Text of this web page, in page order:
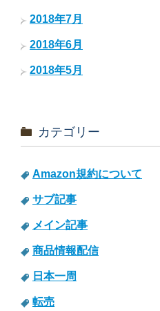
2018年7月
2018年6月
2018年5月
カテゴリー
Amazon規約について
サブ記事
メイン記事
商品情報配信
日本一周
転売